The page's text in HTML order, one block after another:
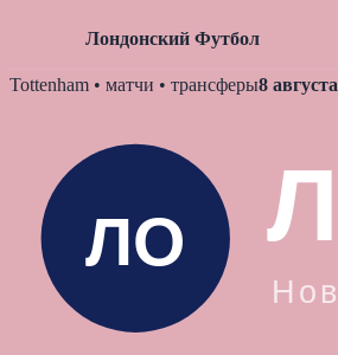
Лондонский Футбол
Skip
Tottenham • матчи • трансферы8